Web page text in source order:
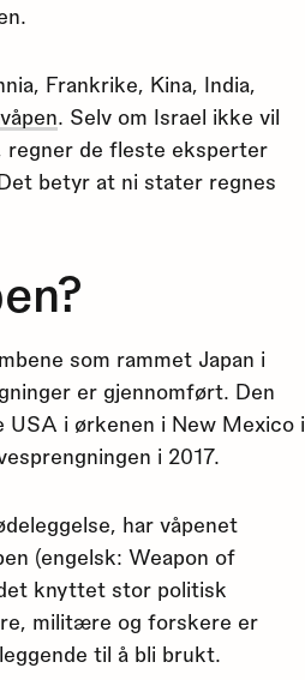
Frankrike, Kina, India,
. Selv om Israel ikke vil
regner de fleste eksperter
betyr at ni stater regnes
som rammet Japan i
er gjennomført. Den
i ørkenen i New Mexico i
i 2017.
har våpenet
(engelsk: Weapon of
knyttet stor politisk
militære og forskere er
til å bli brukt.